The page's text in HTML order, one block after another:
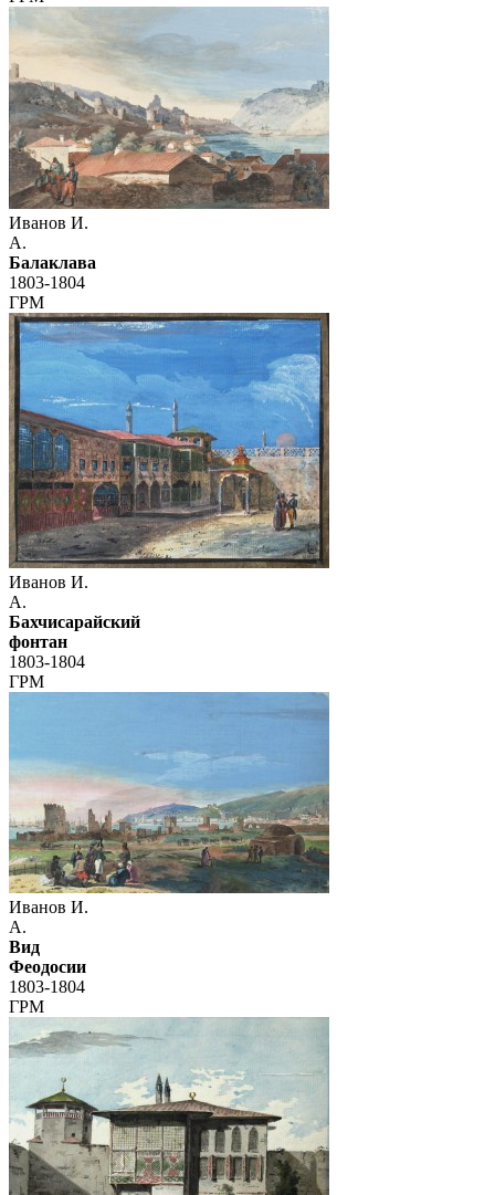
Иванов И.
А.
Балаклава
1803-1804
ГРМ
Иванов И.
А.
Бахчисарайский
фонтан
1803-1804
ГРМ
Иванов И.
А.
Вид
Феодосии
1803-1804
ГРМ